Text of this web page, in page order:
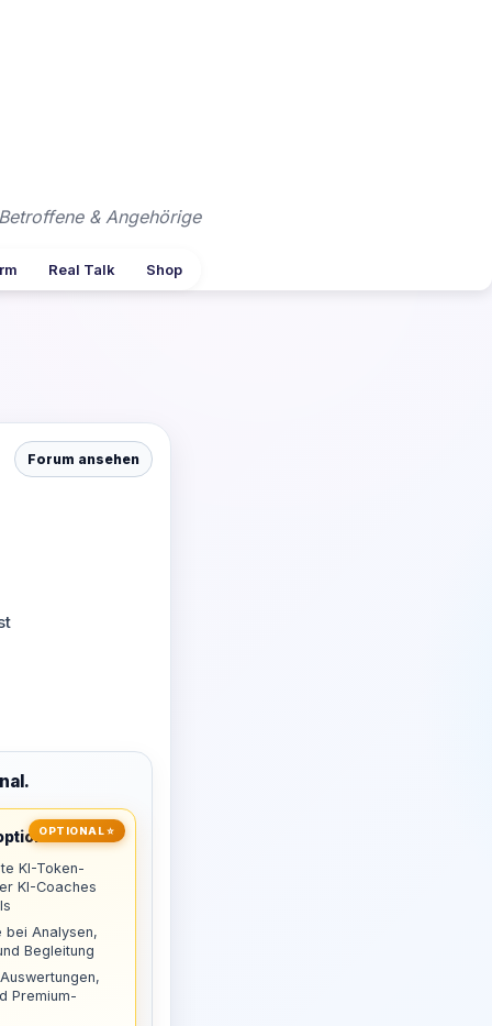
& Angehörige
Real Talk Shop
Forum ansehen
OPTIONAL ⭐
KI-Token-
KI-Coaches
bei Analysen,
Begleitung
Premium-